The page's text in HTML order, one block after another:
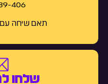
406
תאם שיחה
שלחו